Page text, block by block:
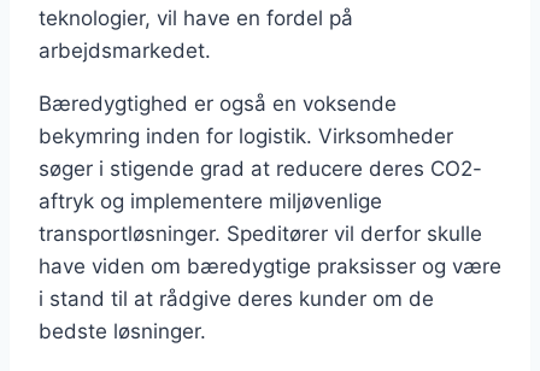
teknologier, vil have en fordel på
arbejdsmarkedet.
Bæredygtighed er også en voksende
bekymring inden for logistik. Virksomheder
søger i stigende grad at reducere deres CO2-
aftryk og implementere miljøvenlige
transportløsninger. Speditører vil derfor skulle
have viden om bæredygtige praksisser og være
i stand til at rådgive deres kunder om de
bedste løsninger.